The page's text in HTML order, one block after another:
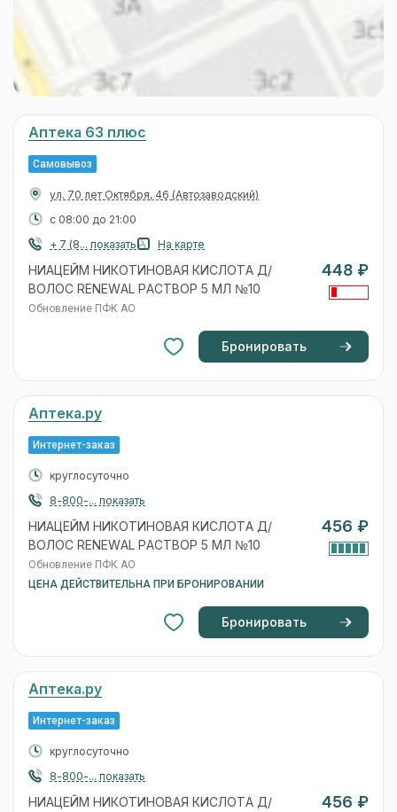
Аптека 63 плюс
Самовывоз
ул. 70 лет Октября, 46 (Автозаводский)
с 08:00 до 21:00
+ 7 (8... показать
На карте
НИАЦЕЙМ НИКОТИНОВАЯ КИСЛОТА Д/
ВОЛОС RENEWAL РАСТВОР 5 МЛ №10
Обновление ПФК АО
448 ₽
Бронировать
Аптека.ру
Интернет-заказ
круглосуточно
8-800-... показать
НИАЦЕЙМ НИКОТИНОВАЯ КИСЛОТА Д/
ВОЛОС RENEWAL РАСТВОР 5 МЛ №10
Обновление ПФК АО
ЦЕНА ДЕЙСТВИТЕЛЬНА ПРИ БРОНИРОВАНИИ
456 ₽
Бронировать
Аптека.ру
Интернет-заказ
круглосуточно
8-800-... показать
НИАЦЕЙМ НИКОТИНОВАЯ КИСЛОТА Д/
456 ₽